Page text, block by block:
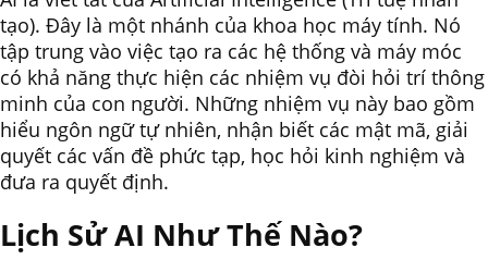
tạo). Đây là một nhánh của khoa học máy tính. Nó
tập trung vào việc tạo ra các hệ thống và máy móc
có khả năng thực hiện các nhiệm vụ đòi hỏi trí thông
minh của con người. Những nhiệm vụ này bao gồm
hiểu ngôn ngữ tự nhiên, nhận biết các mật mã, giải
quyết các vấn đề phức tạp, học hỏi kinh nghiệm và
đưa ra quyết định.
Lịch Sử AI Như Thế Nào?